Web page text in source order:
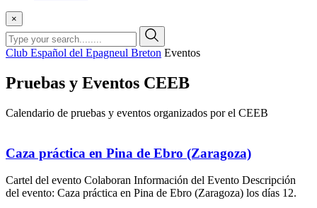
×
Club Español del Epagneul Breton Eventos
Pruebas y Eventos CEEB
Calendario de pruebas y eventos organizados por el CEEB
Caza práctica en Pina de Ebro (Zaragoza)
Cartel del evento Colaboran Información del Evento Descripción
del evento: Caza práctica en Pina de Ebro (Zaragoza) los días 12.